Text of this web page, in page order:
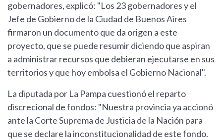
gobernadores, explicó: "Los 23 gobernadores y el
Jefe de Gobierno de la Ciudad de Buenos Aires
firmaron un documento que da origen a este
proyecto, que se puede resumir diciendo que aspiran
a administrar recursos que debieran ejecutarse en sus
territorios y que hoy embolsa el Gobierno Nacional".
La diputada por La Pampa cuestionó el reparto
discrecional de fondos: "Nuestra provincia ya accionó
ante la Corte Suprema de Justicia de la Nación para
que se declare la inconstitucionalidad de este fondo.